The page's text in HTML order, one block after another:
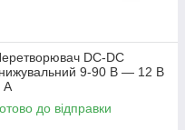
DC-DC
9-90 В — 12 В
А
до відправки